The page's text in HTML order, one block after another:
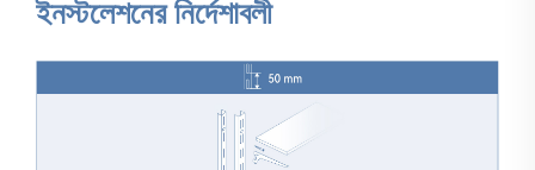
ইনস্টলেশনের নির্দেশাবলী